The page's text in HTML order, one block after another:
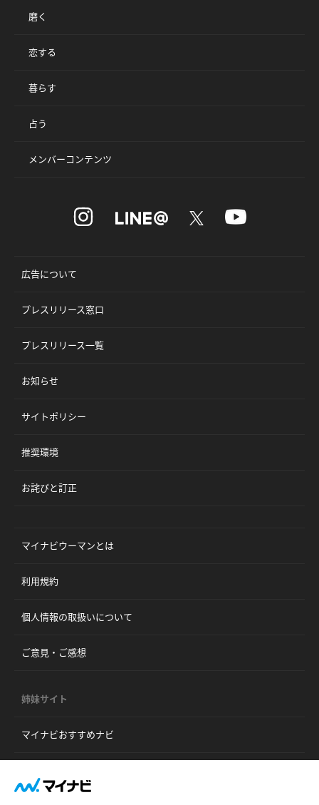
磨く
恋する
暮らす
占う
メンバーコンテンツ
広告について
プレスリリース窓口
プレスリリース一覧
お知らせ
サイトポリシー
推奨環境
お詫びと訂正
マイナビウーマンとは
利用規約
個人情報の取扱いについて
ご意見・ご感想
姉妹サイト
マイナビおすすめナビ